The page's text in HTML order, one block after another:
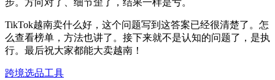
步。方向对了、细节歪了，结果一样是亏。
TikTok越南卖什么好，这个问题写到这答案已经很清楚了。怎
么查看榜单，方法也讲了。接下来就不是认知的问题了，是执
行。最后祝大家都能大卖越南！
跨境选品工具